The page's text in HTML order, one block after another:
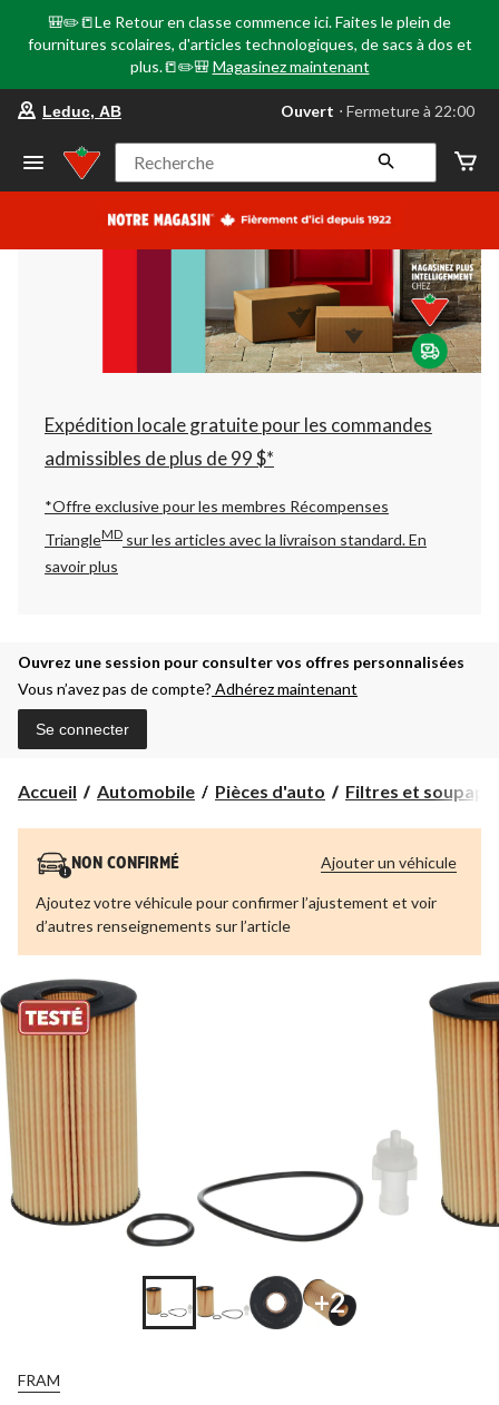
🎒✏️📒Le Retour en classe commence ici. Faites le plein de
fournitures scolaires, d'articles technologiques, de sacs à dos et
plus.📒✏️🎒 Magasinez maintenant
votre
préféré
Leduc,
AB,
courament
Fermeture
à
22:00
cliquer
pour
changer
Leduc, AB Ouvert ⋅ Fermeture à 22:00
Recherche
Expédition locale gratuite pour les commandes
admissibles de plus de 99 $*
*Offre exclusive pour les membres Récompenses
TriangleMD sur les articles avec la livraison standard.En
savoir plus
Ouvrez une session pour consulter vos offres personnalisées
Vous n’avez pas de compte? Adhérez maintenant
Se connecter
Accueil Automobile Pièces d'auto Filtres et
NON CONFIRMÉ
Ajoutez votre véhicule pour confirmer l’ajustement et voir
d’autres renseignements sur l’article
Ajouter un véhicule
+2
FRAM